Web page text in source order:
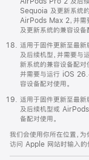
Sequoia 及更新系统
AirPods Max 2，并
及更新系统的兼容设备
适用于固件更新至最
及后续机型，并需要
新系统的兼容设备配对
并需要与运行 iOS
容设备配对使用。
适用于固件更新至最
及后续机型或 AirPods
备配对使用。
我们会使用你所在位置，
访问 Apple 网站时输入的